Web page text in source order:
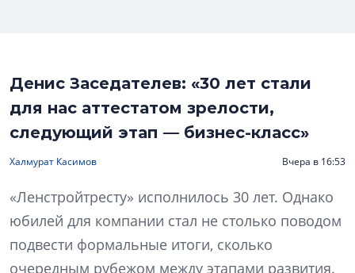
Денис Заседателев: «30 лет стали
для нас аттестатом зрелости,
следующий этап — бизнес-класс»
Халмурат Касимов Вчера в 16:53
«Ленстройтресту» исполнилось 30 лет. Однако
юбилей для компании стал не столько поводом
подвести формальные итоги, сколько
очередным рубежом между этапами развития.